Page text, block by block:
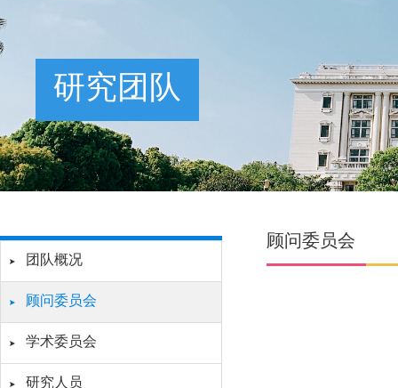
研究团队
团队概况
顾问委员会
学术委员会
研究人员
顾问委员会